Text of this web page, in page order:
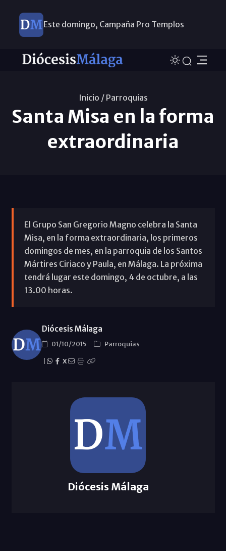
Este domingo, Campaña Pro Templos
Inicio / Parroquias
Santa Misa en la forma
extraordinaria
El Grupo San Gregorio Magno celebra la Santa
Misa, en la forma extraordinaria, los primeros
domingos de mes, en la parroquia de los Santos
Mártires Ciriaco y Paula, en Málaga. La próxima
tendrá lugar este domingo, 4 de octubre, a las
13.00 horas.
Diócesis Málaga
01/10/2015
Parroquias
X
Diócesis Málaga